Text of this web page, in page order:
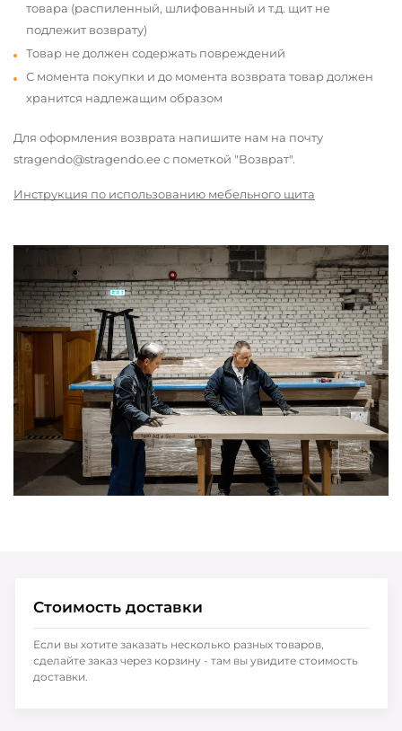
товара (распиленный, шлифованный и т.д. щит не
подлежит возврату)
Товар не должен содержать повреждений
С момента покупки и до момента возврата товар должен
хранится надлежащим образом
Для оформления возврата напишите нам на почту
stragendo@stragendo.ee с пометкой "Возврат".
Инструкция по использованию мебельного щита
Стоимость доставки
Если вы хотите заказать несколько разных товаров,
сделайте заказ через корзину - там вы увидите стоимость
доставки.